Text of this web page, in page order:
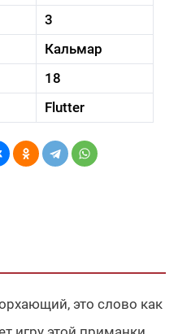
3
Кальмар
18
Flutter
это слово как